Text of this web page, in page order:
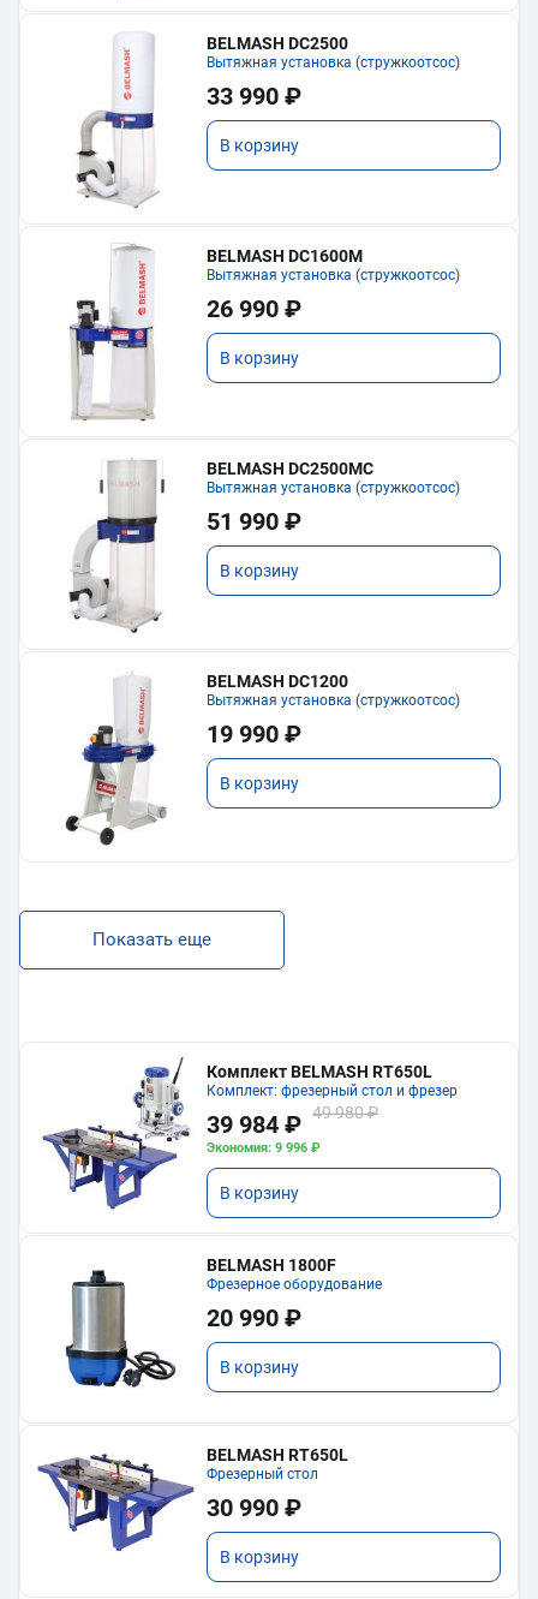
BELMASH DC2500
Вытяжная установка (стружкоотсос)
33 990 ₽
В корзину
BELMASH DC1600M
Вытяжная установка (стружкоотсос)
26 990 ₽
В корзину
BELMASH DC2500MC
Вытяжная установка (стружкоотсос)
51 990 ₽
В корзину
BELMASH DC1200
Вытяжная установка (стружкоотсос)
19 990 ₽
В корзину
Показать еще
Комплект BELMASH RT650L
Комплект: фрезерный стол и фрезер
39 984 ₽ 49 980 ₽
Экономия: 9 996 ₽
В корзину
BELMASH 1800F
Фрезерное оборудование
20 990 ₽
В корзину
BELMASH RT650L
Фрезерный стол
30 990 ₽
В корзину